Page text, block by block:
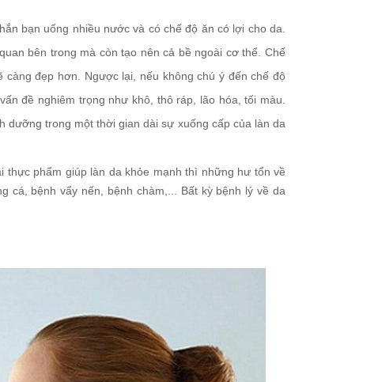
bạn uống nhiều nước và có chế độ ăn có lợi cho da.
bên trong mà còn tạo nên cả bề ngoài cơ thể. Chế
đẹp hơn. Ngược lại, nếu không chú ý đến chế độ
đề nghiêm trọng như khô, thô ráp, lão hóa, tối màu.
dưỡng trong một thời gian dài sự xuống cấp của làn da
thực phẩm giúp làn da khỏe mạnh thì những hư tổn về
cá, bệnh vẩy nến, bệnh chàm,... Bất kỳ bệnh lý về da